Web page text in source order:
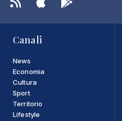
Canali
News
Economia
Cultura
Sport
Territorio
Lifestyle